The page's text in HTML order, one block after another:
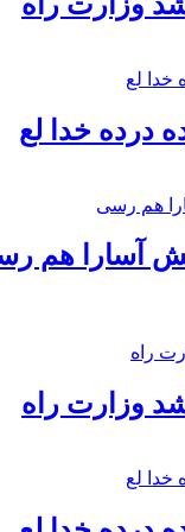
درده خدا لع
آسارا هم
وزارت راه